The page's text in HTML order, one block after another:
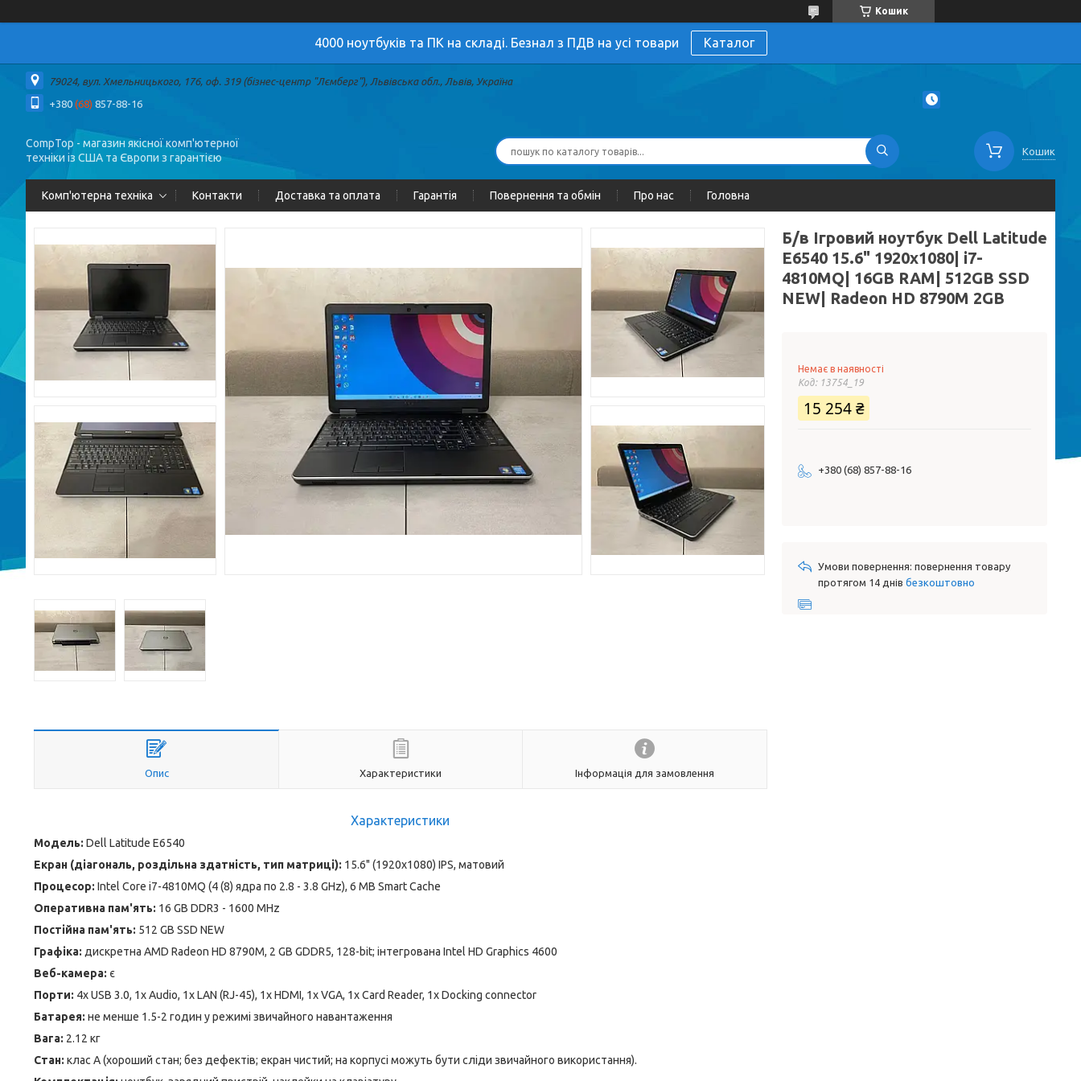
Кошик
4000 ноутбуків та ПК на складі. Безнал з ПДВ на усі товари Каталог
79024, вул. Хмельницького, 176, оф. 319 (бізнес-центр "Лємберг"), Львівська обл., Львів, Україна
+380 (68) 857-88-16
CompTop - магазин якісної комп'ютерної
техніки із США та Європи з гарантією
Кошик
Комп'ютерна техніка Контакти Доставка та оплата Гарантія Повернення та обмін Про нас Головна
Опис Характеристики Інформація для замовлення
Характеристики
Модель: Dell Latitude E6540
Екран (діагональ, роздільна здатність, тип матриці): 15.6" (1920x1080) IPS, матовий
Процесор: Intel Core i7-4810MQ (4 (8) ядра по 2.8 - 3.8 GHz), 6 MB Smart Cache
Оперативна пам'ять: 16 GB DDR3 - 1600 MHz
Постійна пам'ять: 512 GB SSD NEW
Графіка: дискретна AMD Radeon HD 8790M, 2 GB GDDR5, 128-bit; інтегрована Intel HD Graphics 4600
Веб-камера: є
Порти: 4x USB 3.0, 1x Audio, 1x LAN (RJ-45), 1x HDMI, 1x VGA, 1x Card Reader, 1x Docking connector
Батарея: не менше 1.5-2 годин у режимі звичайного навантаження
Вага: 2.12 кг
Стан: клас А (хороший стан; без дефектів; екран чистий; на корпусі можуть бути сліди звичайного використання).
Б/в Ігровий ноутбук Dell Latitude
E6540 15.6" 1920x1080| i7-
4810MQ| 16GB RAM| 512GB SSD
NEW| Radeon HD 8790M 2GB
Немає в наявності
Код: 13754_19
15 254 ₴
+380 (68) 857-88-16
повернення товару
протягом 14 днів безкоштовно